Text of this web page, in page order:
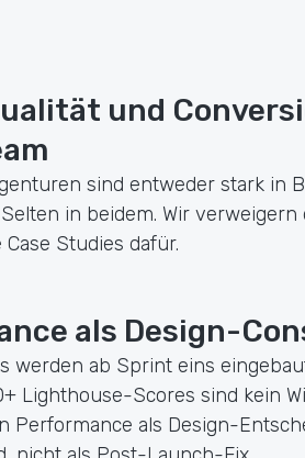
und
sind entweder stark in
in beidem. Wir verweigern
Studies dafür.
als Design-
werden ab Sprint eins
Lighthouse-Scores sind kein
Performance als Design-